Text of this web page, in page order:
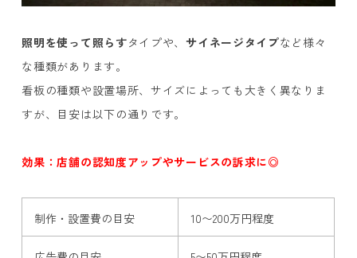
照明を使って照らすタイプや、サイネージタイプなど様々
な種類があります。
看板の種類や設置場所、サイズによっても大きく異なりま
すが、目安は以下の通りです。
効果：店舗の認知度アップやサービスの訴求に◎
制作・設置費の目安 10〜200万円程度